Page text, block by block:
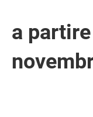
a